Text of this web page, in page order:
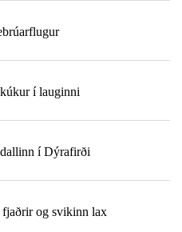
í lauginni
í Dýrafirði
fjaðrir og svikinn lax